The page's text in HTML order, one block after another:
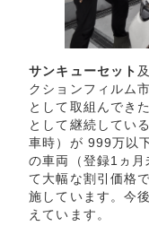
サンキューセット
クションフィルム
として取組んでき
として継続してい
車時）が 999万以
の車両（登録1ヵ
て大幅な割引価格
施しています。今
えています。